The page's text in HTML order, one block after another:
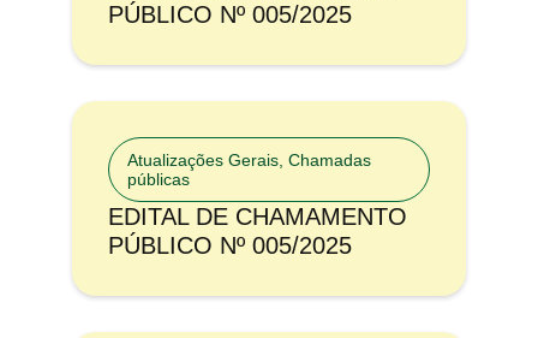
PÚBLICO Nº 005/2025
Atualizações Gerais Chamadas
públicas
EDITAL DE CHAMAMENTO
PÚBLICO Nº 005/2025